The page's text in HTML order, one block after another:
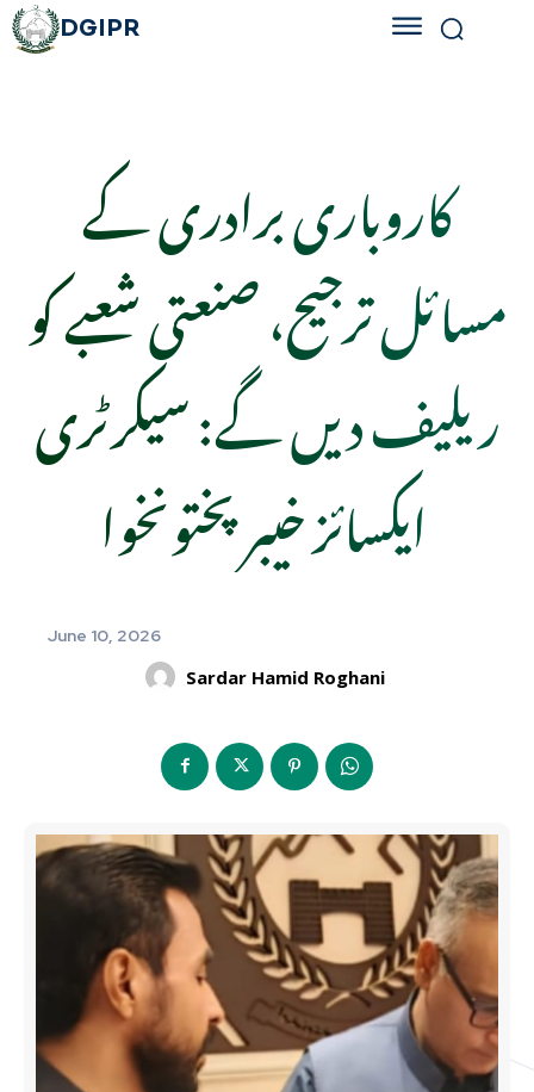
DGIPR
کاروباری برادری کے
مسائل ترجیح، صنعتی شعبے کو
ریلیف دیں گے: سیکرٹری
June 10, 2026
Sardar Hamid Roghani